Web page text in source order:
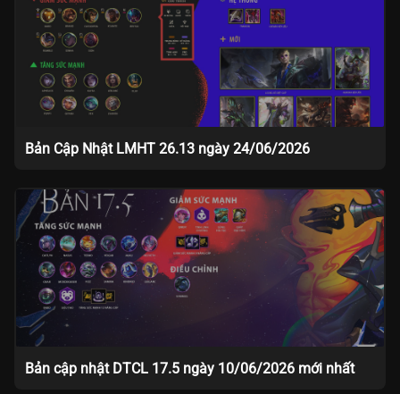
Bản Cập Nhật LMHT 26.13 ngày 24/06/2026
Bản cập nhật DTCL 17.5 ngày 10/06/2026 mới nhất